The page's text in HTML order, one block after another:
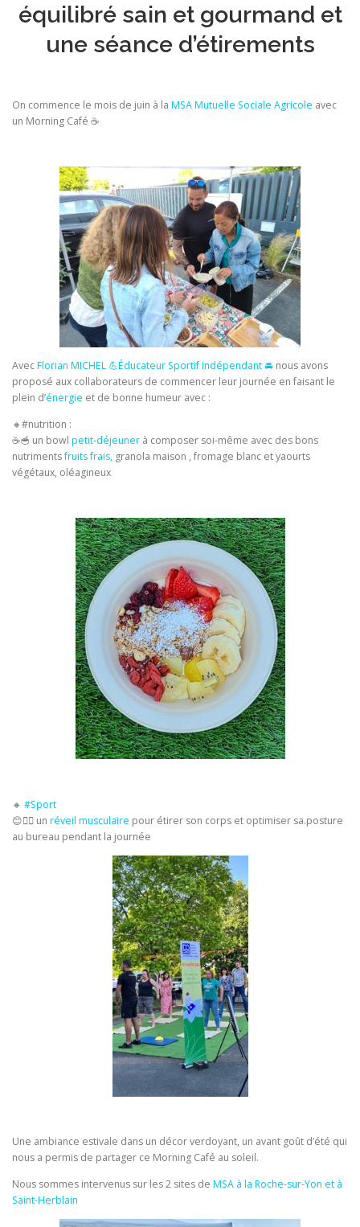
équilibré sain et gourmand et
une séance d’étirements
On commence le mois de juin à la MSA Mutuelle Sociale Agricole avec
un Morning Café ☕️
AvecFlorian MICHEL 💪Éducateur Sportif Indépendant 🚘 nous avons
proposé aux collaborateurs de commencer leur journée en faisant le
plein d’énergie et de bonne humeur avec :
🔸️#nutrition :
☕️🥣 un bowl petit-déjeuner à composer soi-même avec des bons
nutrimentsfruits frais, granola maison , fromage blanc et yaourts
végétaux, oléagineux
🔸️ #Sport
😊🤸‍♂️ un réveil musculaire pour étirer son corps et optimiser sa.posture
au bureau pendant la journée
Une ambiance estivale dans un décor verdoyant, un avant goût d’été qui
nous a permis de partager ce Morning Café au soleil.
Nous sommes intervenus sur les 2 sites de MSA à la Roche-sur-Yon et à
Saint-Herblain